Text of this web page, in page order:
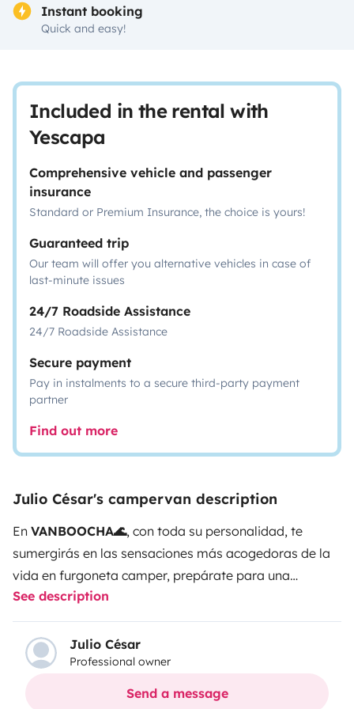
Instant booking
Quick and easy!
Included in the rental with
Yescapa
Comprehensive vehicle and passenger
insurance
Standard or Premium Insurance, the choice is yours!
Guaranteed trip
Our team will offer you alternative vehicles in case of
last-minute issues
24/7 Roadside Assistance
24/7 Roadside Assistance
Secure payment
Pay in instalments to a secure third-party payment
partner
Find out more
Julio César's campervan description
En VANBOOCHA🌊, con toda su personalidad, te
sumergirás en las sensaciones más acogedoras de la
vida en furgoneta camper, prepárate para una
aventura donde la comodidad y la diversión van de la
mano ¡y deja que tu espíritu viajero se desate! Gracias
a su tamaño compacto, llegarás a lugares que ni
siquiera sabías que existían. Y no te preocupes,
siempre estamos aquí para echarte una mano en tu
See description
Julio César
Professional owner
Send a message